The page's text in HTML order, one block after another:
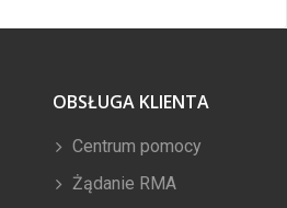
OBSŁUGA KLIENTA
Centrum pomocy
Żądanie RMA